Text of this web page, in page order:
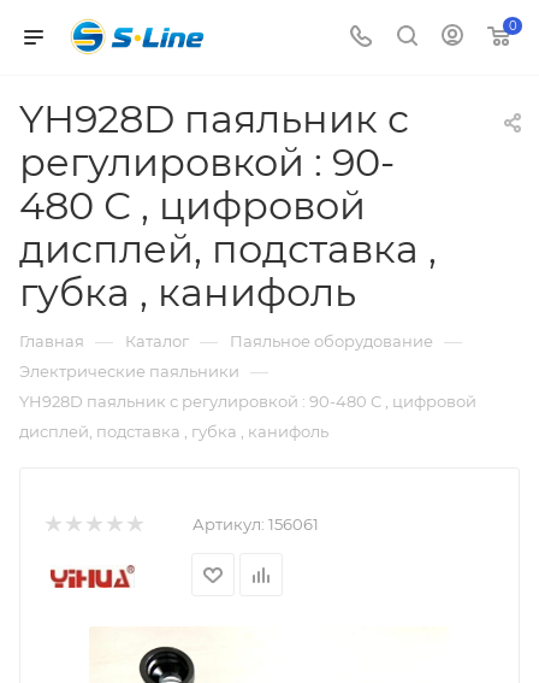
0
YH928D паяльник с
регулировкой : 90-
480 С , цифровой
дисплей, подставка ,
губка , канифоль
Главная — Каталог — Паяльное оборудование —
Электрические паяльники —
YH928D паяльник с регулировкой : 90-480 С , цифровой
дисплей, подставка , губка , канифоль
Артикул: 156061